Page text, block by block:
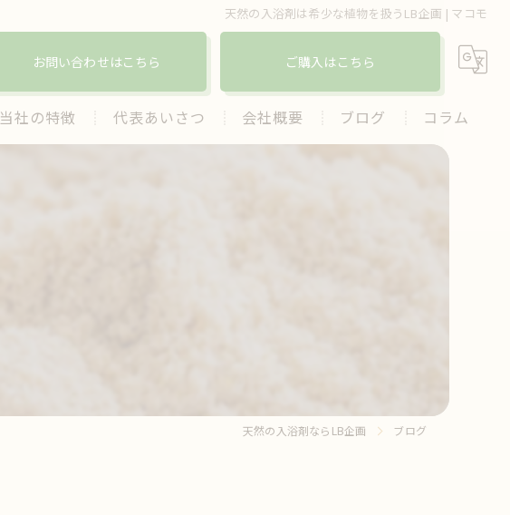
天然の入浴剤は希少な植物を扱うLB企画 | マコモ
お問い合わせはこちら ご購入はこちら
当社の特徴 代表あいさつ 会社概要 ブログ コラム
天然の入浴剤ならLB企画 ブログ